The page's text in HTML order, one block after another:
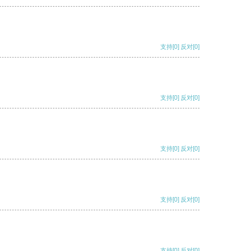
支持[0] 反对[0]
支持[0] 反对[0]
支持[0] 反对[0]
支持[0] 反对[0]